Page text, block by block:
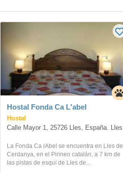
Hostal Fonda Ca L'abel
Hostal
Calle Mayor 1, 25726 Lles, España. Lles
La Fonda Ca lAbel se encuentra en Lles de
Cerdanya, en el Pirineo catalán, a 7 km de
las pistas de esquí de Lles de...